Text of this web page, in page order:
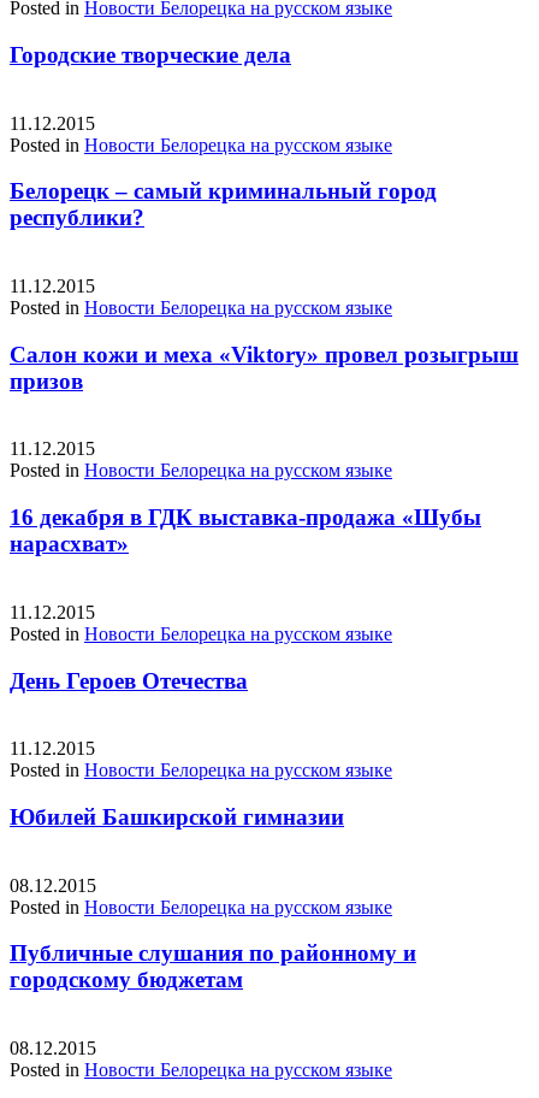
Posted in Новости Белорецка на русском языке
Городские творческие дела
11.12.2015
Posted in Новости Белорецка на русском языке
Белорецк – самый криминальный город
республики?
11.12.2015
Posted in Новости Белорецка на русском языке
Салон кожи и меха «Viktory» провел розыгрыш
призов
11.12.2015
Posted in Новости Белорецка на русском языке
16 декабря в ГДК выставка-продажа «Шубы
нарасхват»
11.12.2015
Posted in Новости Белорецка на русском языке
День Героев Отечества
11.12.2015
Posted in Новости Белорецка на русском языке
Юбилей Башкирской гимназии
08.12.2015
Posted in Новости Белорецка на русском языке
Публичные слушания по районному и
городскому бюджетам
08.12.2015
Posted in Новости Белорецка на русском языке